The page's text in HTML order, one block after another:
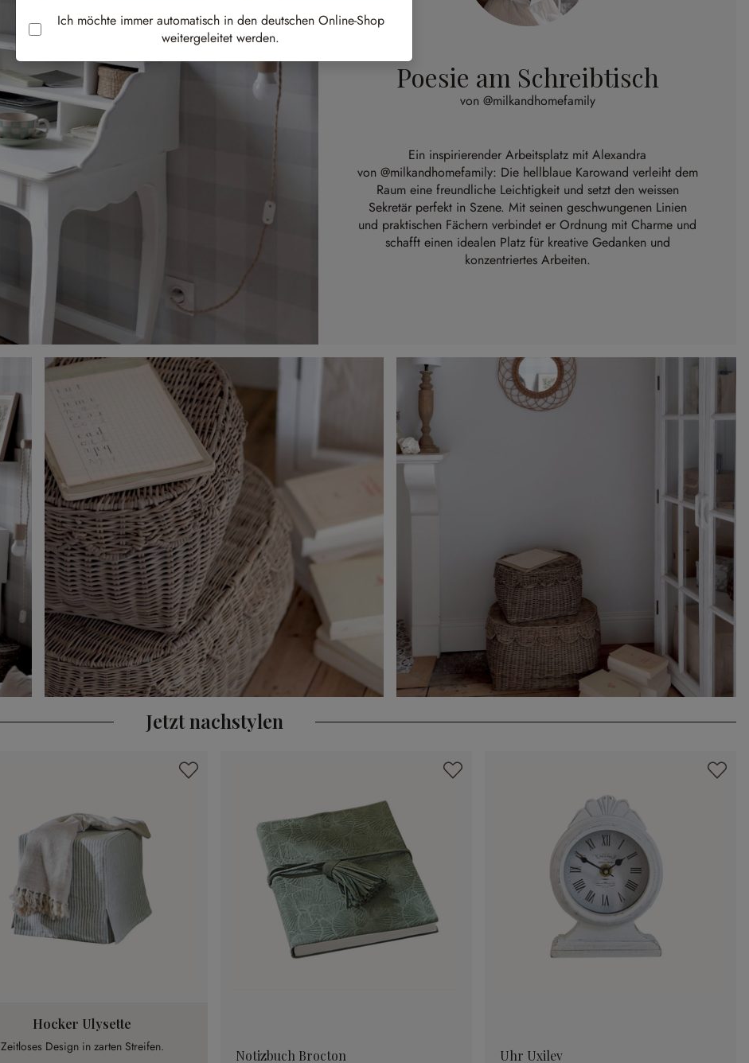
Poesie am Schreibtisch
von @milkandhomefamily
Ein inspirierender Arbeitsplatz mit Alexandra
von @milkandhomefamily: Die hellblaue Karowand verleiht dem
Raum eine freundliche Leichtigkeit und setzt den weissen
Sekretär perfekt in Szene. Mit seinen geschwungenen Linien
und praktischen Fächern verbindet er Ordnung mit Charme und
schafft einen idealen Platz für kreative Gedanken und
konzentriertes Arbeiten.
Jetzt nachstylen
Hocker Ulysette
Zeitloses Design in zarten Streifen.
Notizbuch Brocton Uhr Uxilev
Ich möchte immer automatisch in den deutschen Online-Shop
weitergeleitet werden.